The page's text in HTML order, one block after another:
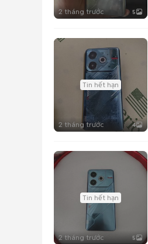
2 tháng trước 5
Tin hết hạn
2 tháng trước 4
Tin hết hạn
2 tháng trước 5